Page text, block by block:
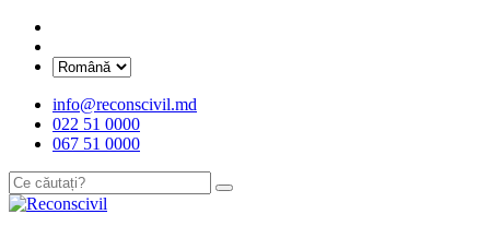
info@reconscivil.md
022 51 0000
067 51 0000